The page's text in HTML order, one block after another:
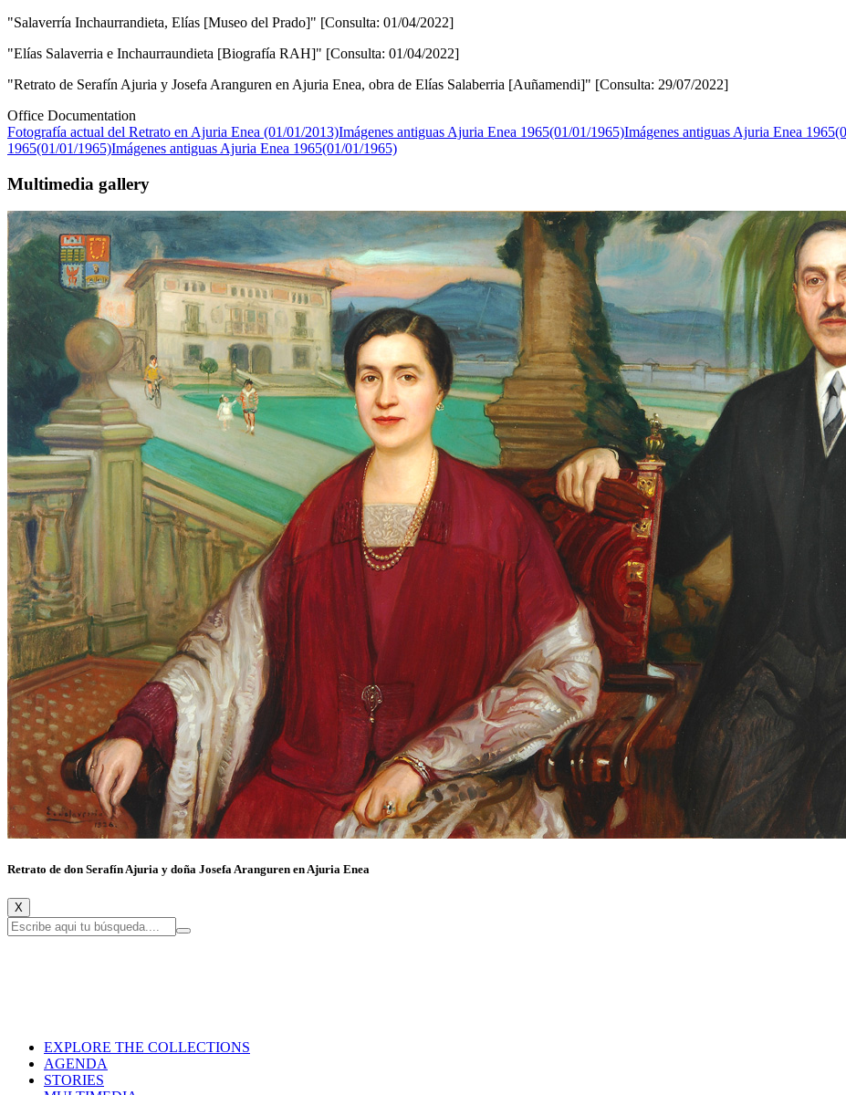
"Salaverría Inchaurrandieta, Elías [Museo del Prado]" [Consulta: 01/04/2022]
"Elías Salaverria e Inchaurraundieta [Biografía RAH]" [Consulta: 01/04/2022]
"Retrato de Serafín Ajuria y Josefa Aranguren en Ajuria Enea, obra de Elías Salaberria [Auñamendi]" [Consulta: 29/07/2022]
Office Documentation
Fotografía actual del Retrato en Ajuria Enea (01/01/2013)Imágenes antiguas Ajuria Enea 1965(01/01/1965)Imágenes antiguas Ajuria Enea
1965(01/01/1965)Imágenes antiguas Ajuria Enea 1965(01/01/1965)
Multimedia gallery
Retrato de don Serafín Ajuria y doña Josefa Aranguren en Ajuria Enea
X
EXPLORE THE COLLECTIONS
AGENDA
STORIES